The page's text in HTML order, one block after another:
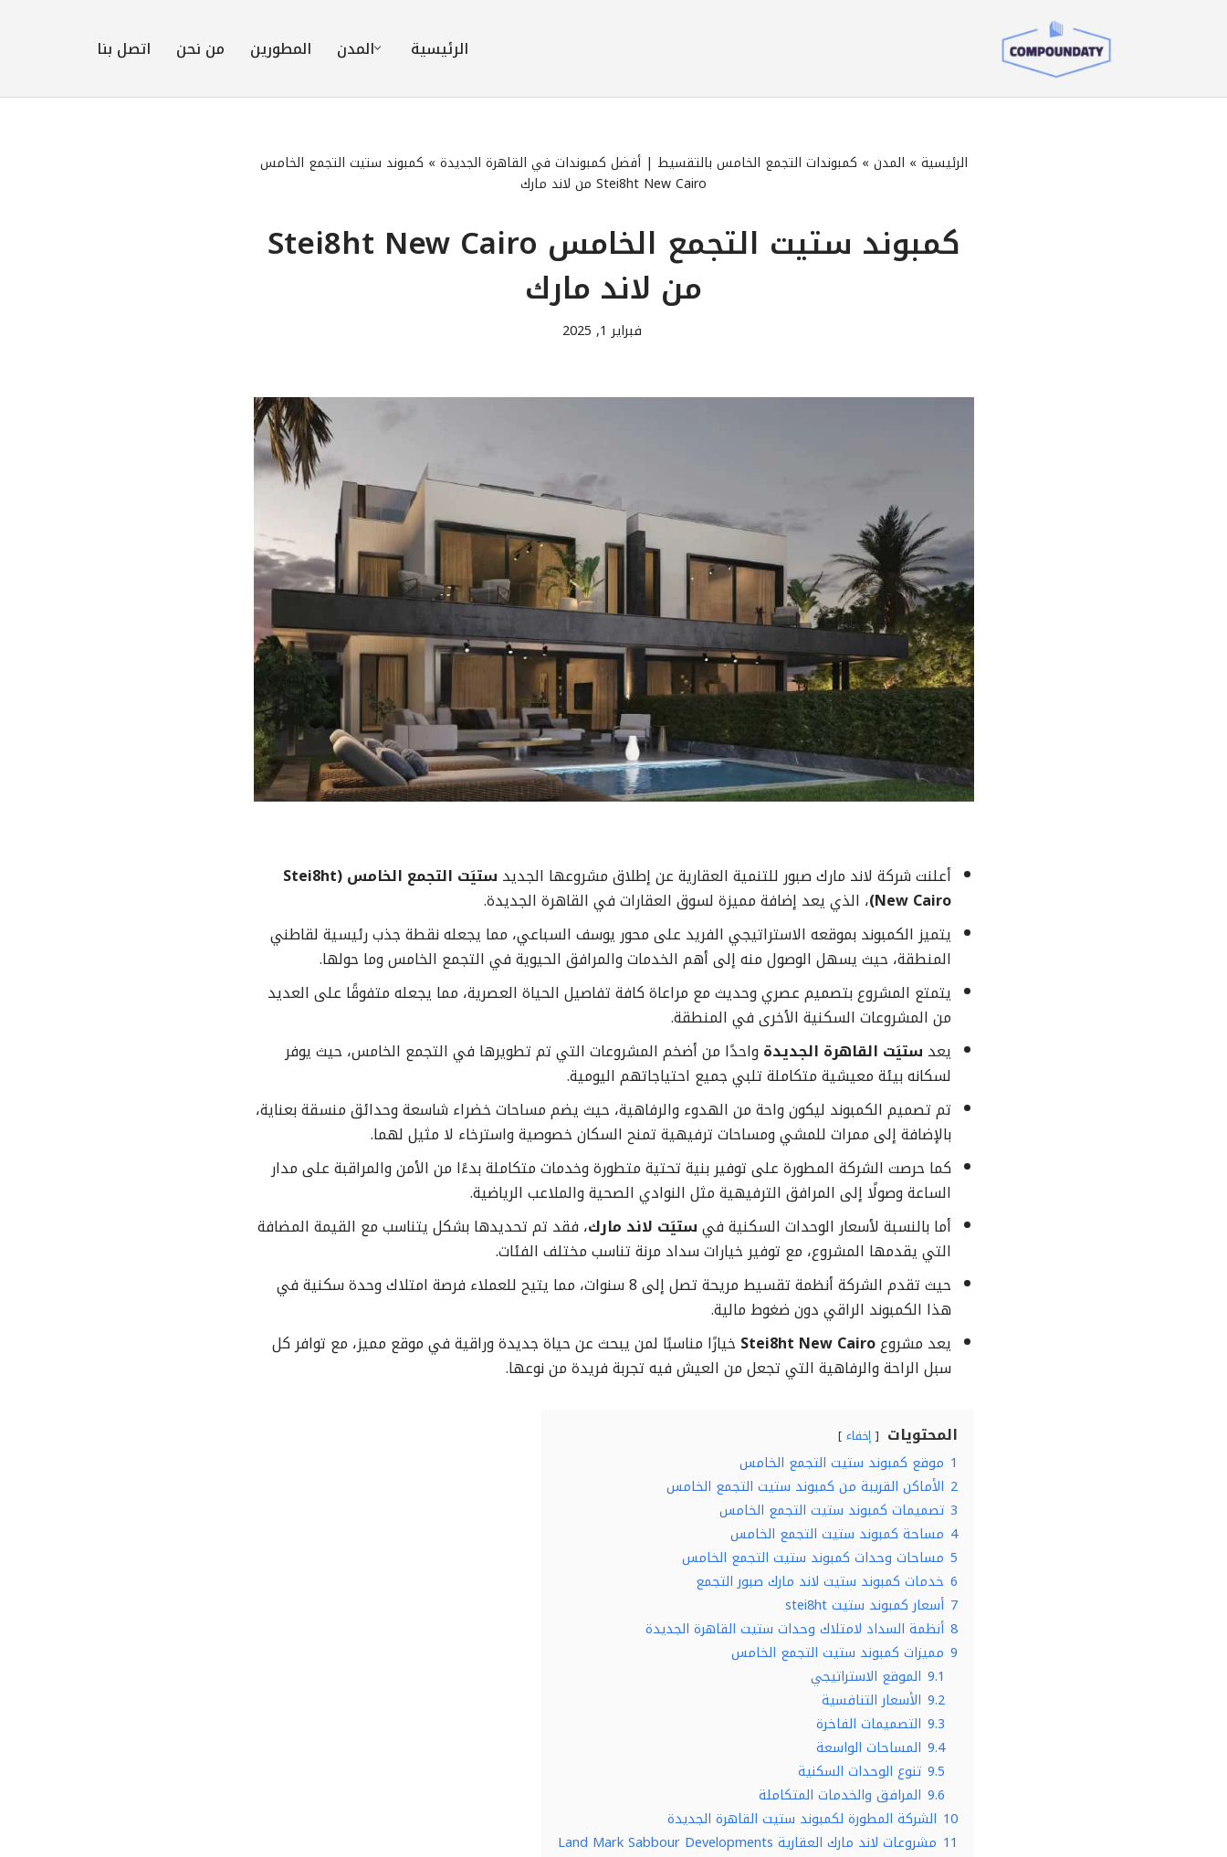
المحتوى
الرئيسية المدن المطورين من نحن اتصل بنا
الرئيسية » المدن » كمبوندات التجمع الخامس بالتقسيط | أفضل كمبوندات في القاهرة الجديدة » كمبوند ستيت التجمع الخامس
Stei8ht New Cairo من لاند مارك
كمبوند ستيت التجمع الخامس Stei8ht New Cairo
من لاند مارك
فبراير 1, 2025
أعلنت شركة لاند مارك صبور للتنمية العقارية عن إطلاق مشروعها الجديد
ستيَت التجمع الخامس (Stei8ht
New Cairo) ، الذي يعد إضافة مميزة لسوق العقارات في القاهرة الجديدة.
يتميز الكمبوند بموقعه الاستراتيجي الفريد على محور يوسف السباعي، مما يجعله نقطة جذب رئيسية لقاطني
المنطقة، حيث يسهل الوصول منه إلى أهم الخدمات والمرافق الحيوية في التجمع الخامس وما حولها.
يتمتع المشروع بتصميم عصري وحديث مع مراعاة كافة تفاصيل الحياة العصرية، مما يجعله متفوقًا على العديد
من المشروعات السكنية الأخرى في المنطقة.
يعد ستيَت القاهرة الجديدة واحدًا من أضخم المشروعات التي تم تطويرها في التجمع الخامس، حيث يوفر
لسكانه بيئة معيشية متكاملة تلبي جميع احتياجاتهم اليومية.
تم تصميم الكمبوند ليكون واحة من الهدوء والرفاهية، حيث يضم مساحات خضراء شاسعة وحدائق منسقة بعناية،
بالإضافة إلى ممرات للمشي ومساحات ترفيهية تمنح السكان خصوصية واسترخاء لا مثيل لهما.
كما حرصت الشركة المطورة على توفير بنية تحتية متطورة وخدمات متكاملة بدءًا من الأمن والمراقبة على مدار
الساعة وصولًا إلى المرافق الترفيهية مثل النوادي الصحية والملاعب الرياضية.
أما بالنسبة لأسعار الوحدات السكنية فيستيَت لاند مارك، فقد تم تحديدها بشكل يتناسب مع القيمة المضافة
التي يقدمها المشروع، مع توفير خيارات سداد مرنة تناسب مختلف الفئات.
حيث تقدم الشركة أنظمة تقسيط مريحة تصل إلى 8 سنوات، مما يتيح للعملاء فرصة امتلاك وحدة سكنية في
هذا الكمبوند الراقي دون ضغوط مالية.
يعد مشروعStei8ht New Cairo خيارًا مناسبًا لمن يبحث عن حياة جديدة وراقية في موقع مميز، مع توافر كل
سبل الراحة والرفاهية التي تجعل من العيش فيه تجربة فريدة من نوعها.
المحتويات إخفاء
1 موقع كمبوند ستيت التجمع الخامس
2 الأماكن القريبة من كمبوند ستيت التجمع الخامس
3 تصميمات كمبوند ستيت التجمع الخامس
4 مساحة كمبوند ستيت التجمع الخامس
5 مساحات وحدات كمبوند ستيت التجمع الخامس
6 خدمات كمبوند ستيت لاند مارك صبور التجمع
7 أسعار كمبوند ستيت stei8ht
8 أنظمة السداد لامتلاك وحدات ستيت القاهرة الجديدة
9 مميزات كمبوند ستيت التجمع الخامس
9.1 الموقع الاستراتيجي
9.2 الأسعار التنافسية
9.3 التصميمات الفاخرة
9.4 المساحات الواسعة
9.5 تنوع الوحدات السكنية
9.6 المرافق والخدمات المتكاملة
10 الشركة المطورة لكمبوند ستيت القاهرة الجديدة
11 مشروعات لاند مارك العقارية Land Mark Sabbour Developments